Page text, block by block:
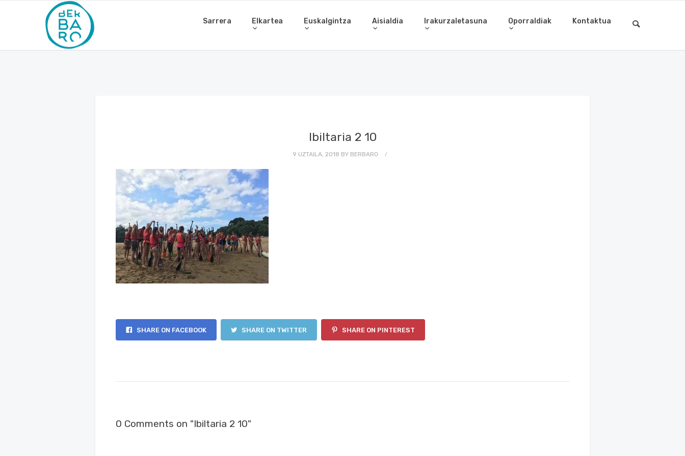
Sarrera Elkartea Euskalgintza Aisialdia Irakurzaletasuna Oporraldiak Kontaktua
Ibiltaria 2 10
9 UZTAILA, 2018 BY BERBARO
SHARE ON FACEBOOK SHARE ON TWITTER SHARE ON PINTEREST
0 Comments on "Ibiltaria 2 10"